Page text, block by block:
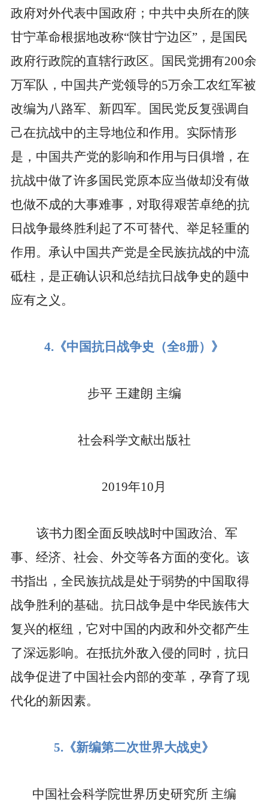
政府对外代表中国政府；中共中央所在的陕
甘宁革命根据地改称“陕甘宁边区”，是国民
政府行政院的直辖行政区。国民党拥有200余
万军队，中国共产党领导的5万余工农红军被
改编为八路军、新四军。国民党反复强调自
己在抗战中的主导地位和作用。实际情形
是，中国共产党的影响和作用与日俱增，在
抗战中做了许多国民党原本应当做却没有做
也做不成的大事难事，对取得艰苦卓绝的抗
日战争最终胜利起了不可替代、举足轻重的
作用。承认中国共产党是全民族抗战的中流
砥柱，是正确认识和总结抗日战争史的题中
应有之义。
4. 《中国抗日战争史（全8册）》
步平 王建朗 主编
社会科学文献出版社
2019年10月
该书力图全面反映战时中国政治、军
事、经济、社会、外交等各方面的变化。该
书指出，全民族抗战是处于弱势的中国取得
战争胜利的基础。抗日战争是中华民族伟大
复兴的枢纽，它对中国的内政和外交都产生
了深远影响。在抵抗外敌入侵的同时，抗日
战争促进了中国社会内部的变革，孕育了现
代化的新因素。
5. 《新编第二次世界大战史》
中国社会科学院世界历史研究所 主编